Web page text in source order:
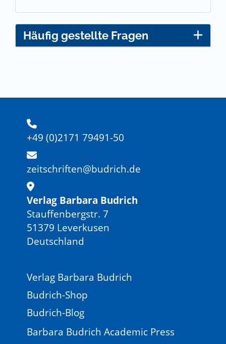
Häufig gestellte Fragen
+49 (0)2171 79491-50
zeitschriften@budrich.de
Verlag Barbara Budrich
Stauffenbergstr. 7
51379 Leverkusen
Deutschland
Verlag Barbara Budrich
Budrich-Shop
Budrich-Blog
Barbara Budrich Academic Press